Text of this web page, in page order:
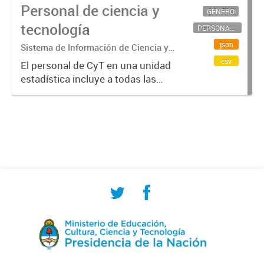
Personal de ciencia y
tecnología
Sistema de Información de Ciencia y
Tecnología Argentino (SICYTAR)
El personal de CyT en una unidad
estadística incluye a todas las
personas involucradas
GÉNERO
PERSONAL CIENTÍFICO-TECNOLÓGICO
json
csv